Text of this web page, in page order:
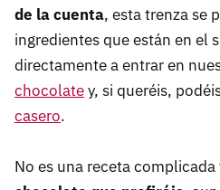
de la cuenta, esta trenza se
ingredientes que están en el
directamente a entrar en
chocolatey, si queréis,
casero.
No es una receta complicada